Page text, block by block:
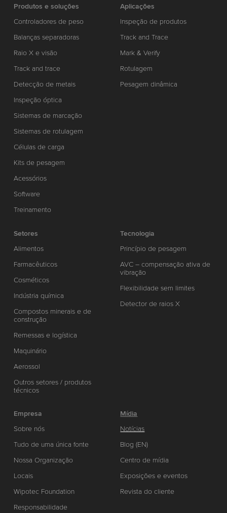
Produtos e soluções
Controladores de peso
Balanças separadoras
Raio X e visão
Track and trace
Detecção de metais
Inspeção óptica
Sistemas de marcação
Sistemas de rotulagem
Células de carga
Kits de pesagem
Acessórios
Software
Treinamento
Aplicações
Inspeção de produtos
Track and Trace
Mark & Verify
Rotulagem
Pesagem dinâmica
Setores
Alimentos
Farmacêuticos
Cosméticos
Indústria química
Compostos minerais e de
construção
Remessas e logística
Maquinário
Aerossol
Outros setores / produtos
técnicos
Tecnologia
Princípio de pesagem
AVC – compensação ativa de
vibração
Flexibilidade sem limites
Detector de raios X
Empresa
Sobre nós
Tudo de uma única fonte
Nossa Organização
Locais
Wipotec Foundation
Responsabilidade
Mídia
Notícias
Blog (EN)
Centro de mídia
Exposições e eventos
Revista do cliente